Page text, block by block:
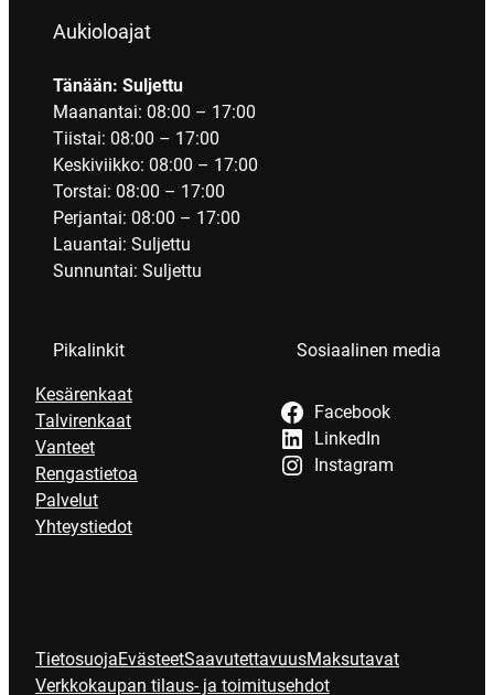
Aukioloajat
Tänään: Suljettu
Maanantai: 08:00 – 17:00
Tiistai: 08:00 – 17:00
Keskiviikko: 08:00 – 17:00
Torstai: 08:00 – 17:00
Perjantai: 08:00 – 17:00
Lauantai: Suljettu
Sunnuntai: Suljettu
Pikalinkit
Kesärenkaat
Talvirenkaat
Vanteet
Rengastietoa
Palvelut
Yhteystiedot
Sosiaalinen media
Facebook
LinkedIn
Instagram
TietosuojaEvästeetSaavutettavuusMaksutavat
Verkkokaupan tilaus- ja toimitusehdot